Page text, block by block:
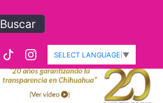
Buscar
SELECT LANGUAGE ▼